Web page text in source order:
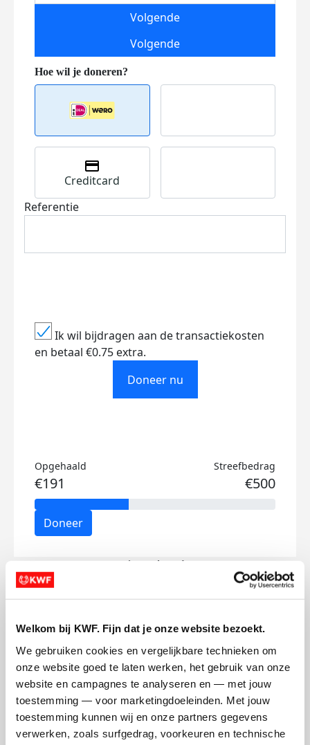
Welkom bij KWF. Fijn dat je onze website bezoekt.
We gebruiken cookies en vergelijkbare technieken om
onze website goed te laten werken, het gebruik van onze
website en campagnes te analyseren en — met jouw
toestemming — voor marketingdoeleinden. Met jouw
toestemming kunnen wij en onze partners gegevens
verwerken, zoals surfgedrag, voorkeuren en technische
Volgende
Volgende
Creditcard
Referentie
Ik wil bijdragen aan de transactiekosten
en betaal €0.75 extra.
Doneer nu
Opgehaald
€191
Streefbedrag
€500
Doneer
Erwin's badges